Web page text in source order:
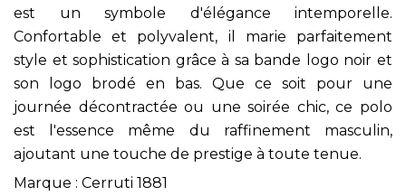
est un symbole d'élégance intemporelle.
Confortable et polyvalent, il marie parfaitement
style et sophistication grâce à sa bande logo noir et
son logo brodé en bas. Que ce soit pour une
journée décontractée ou une soirée chic, ce polo
est l'essence même du raffinement masculin,
ajoutant une touche de prestige à toute tenue.
Marque : Cerruti 1881